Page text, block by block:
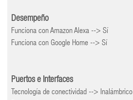
Desempeño
Funciona con Amazon Alexa --> Sí
Funciona con Google Home --> Sí
Puertos e Interfaces
Tecnología de conectividad --> Inalámbrico